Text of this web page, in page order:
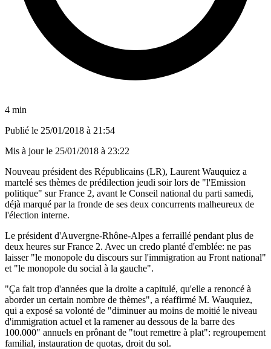
4 min
Publié le 25/01/2018 à 21:54
Mis à jour le 25/01/2018 à 23:22
Nouveau président des Républicains (LR), Laurent Wauquiez a
martelé ses thèmes de prédilection jeudi soir lors de "l'Emission
politique" sur France 2, avant le Conseil national du parti samedi,
déjà marqué par la fronde de ses deux concurrents malheureux de
l'élection interne.
Le président d'Auvergne-Rhône-Alpes a ferraillé pendant plus de
deux heures sur France 2. Avec un credo planté d'emblée: ne pas
laisser "le monopole du discours sur l'immigration au Front national"
et "le monopole du social à la gauche".
"Ça fait trop d'années que la droite a capitulé, qu'elle a renoncé à
aborder un certain nombre de thèmes", a réaffirmé M. Wauquiez,
qui a exposé sa volonté de "diminuer au moins de moitié le niveau
d'immigration actuel et la ramener au dessous de la barre des
100.000" annuels en prônant de "tout remettre à plat": regroupement
familial, instauration de quotas, droit du sol.